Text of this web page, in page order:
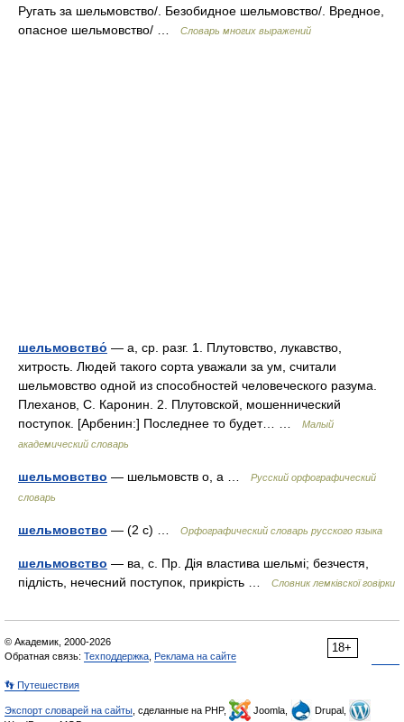
Ругать за шельмовство/. Безобидное шельмовство/. Вредное,
опасное шельмовство/ …
Словарь многих выражений
шельмовство́ — а, ср. разг. 1. Плутовство, лукавство,
хитрость. Людей такого сорта уважали за ум, считали
шельмовство одной из способностей человеческого разума.
Плеханов, С. Каронин. 2. Плутовской, мошеннический
поступок. [Арбенин:] Последнее то будет… …
Малый
академический словарь
шельмовство — шельмовств о, а …
Русский орфографический
словарь
шельмовство — (2 с) … Орфографический словарь русского языка
шельмовство — ва, с. Пр. Дія властива шельмі; безчестя,
підлість, нечесний поступок, прикрість …
Словник лемківскої говірки
18+
© Академик, 2000-2026
Обратная связь: Техподдержка Реклама на сайте
👣 Путешествия
Экспорт словарей на сайты , сделанные на PHP, Joomla,
Drupal,